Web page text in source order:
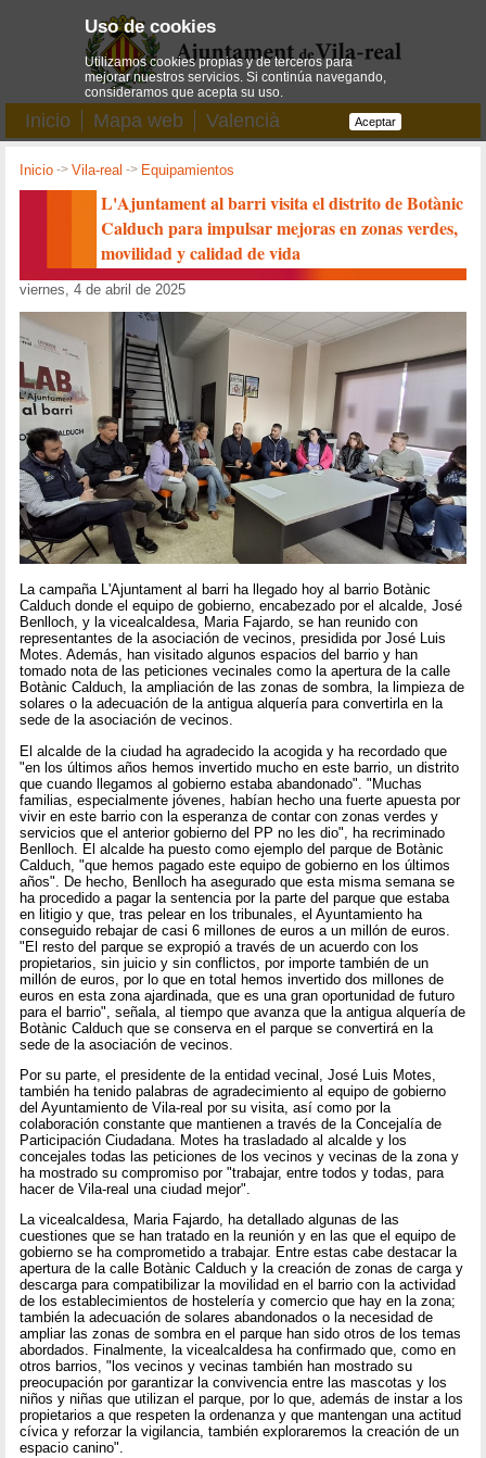
Inicio Mapa web Valencià
Inicio ->Vila-real -> Equipamientos
L'Ajuntament al barri visita el distrito de Botànic
Calduch para impulsar mejoras en zonas verdes,
movilidad y calidad de vida
viernes, 4 de abril de 2025
La campaña L'Ajuntament al barri ha llegado hoy al barrio Botànic
Calduch donde el equipo de gobierno, encabezado por el alcalde, José
Benlloch, y la vicealcaldesa, Maria Fajardo, se han reunido con
representantes de la asociación de vecinos, presidida por José Luis
Motes. Además, han visitado algunos espacios del barrio y han
tomado nota de las peticiones vecinales como la apertura de la calle
Botànic Calduch, la ampliación de las zonas de sombra, la limpieza de
solares o la adecuación de la antigua alquería para convertirla en la
sede de la asociación de vecinos.
El alcalde de la ciudad ha agradecido la acogida y ha recordado que
"en los últimos años hemos invertido mucho en este barrio, un distrito
que cuando llegamos al gobierno estaba abandonado". "Muchas
familias, especialmente jóvenes, habían hecho una fuerte apuesta por
vivir en este barrio con la esperanza de contar con zonas verdes y
servicios que el anterior gobierno del PP no les dio", ha recriminado
Benlloch. El alcalde ha puesto como ejemplo del parque de Botànic
Calduch, "que hemos pagado este equipo de gobierno en los últimos
años". De hecho, Benlloch ha asegurado que esta misma semana se
ha procedido a pagar la sentencia por la parte del parque que estaba
en litigio y que, tras pelear en los tribunales, el Ayuntamiento ha
conseguido rebajar de casi 6 millones de euros a un millón de euros.
"El resto del parque se expropió a través de un acuerdo con los
propietarios, sin juicio y sin conflictos, por importe también de un
millón de euros, por lo que en total hemos invertido dos millones de
euros en esta zona ajardinada, que es una gran oportunidad de futuro
para el barrio", señala, al tiempo que avanza que la antigua alquería de
Botànic Calduch que se conserva en el parque se convertirá en la
sede de la asociación de vecinos.
Por su parte, el presidente de la entidad vecinal, José Luis Motes,
también ha tenido palabras de agradecimiento al equipo de gobierno
del Ayuntamiento de Vila-real por su visita, así como por la
colaboración constante que mantienen a través de la Concejalía de
Participación Ciudadana. Motes ha trasladado al alcalde y los
concejales todas las peticiones de los vecinos y vecinas de la zona y
ha mostrado su compromiso por "trabajar, entre todos y todas, para
hacer de Vila-real una ciudad mejor".
La vicealcaldesa, Maria Fajardo, ha detallado algunas de las
cuestiones que se han tratado en la reunión y en las que el equipo de
gobierno se ha comprometido a trabajar. Entre estas cabe destacar la
apertura de la calle Botànic Calduch y la creación de zonas de carga y
descarga para compatibilizar la movilidad en el barrio con la actividad
de los establecimientos de hostelería y comercio que hay en la zona;
también la adecuación de solares abandonados o la necesidad de
ampliar las zonas de sombra en el parque han sido otros de los temas
abordados. Finalmente, la vicealcaldesa ha confirmado que, como en
otros barrios, "los vecinos y vecinas también han mostrado su
preocupación por garantizar la convivencia entre las mascotas y los
niños y niñas que utilizan el parque, por lo que, además de instar a los
propietarios a que respeten la ordenanza y que mantengan una actitud
cívica y reforzar la vigilancia, también exploraremos la creación de un
espacio canino".
Uso de cookies
Utilizamos cookies propias y de terceros para
mejorar nuestros servicios. Si continúa navegando,
consideramos que acepta su uso.
Aceptar